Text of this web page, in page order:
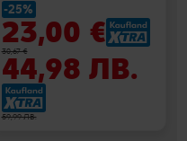
-25%
23,00 €
30,67 €
44,98 ЛВ.
59,99 ЛВ.